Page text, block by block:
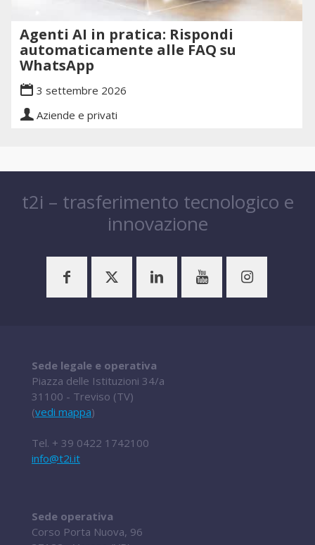
Agenti AI in pratica: Rispondi
automaticamente alle FAQ su
WhatsApp
3 settembre 2026
Aziende e privati
t2i – trasferimento tecnologico e
innovazione
Sede legale e operativa
Piazza delle Istituzioni 34/a
31100 - Treviso (TV)
(vedi mappa)
Tel. + 39 0422 1742100
info@t2i.it
Sede operativa
Corso Porta Nuova, 96